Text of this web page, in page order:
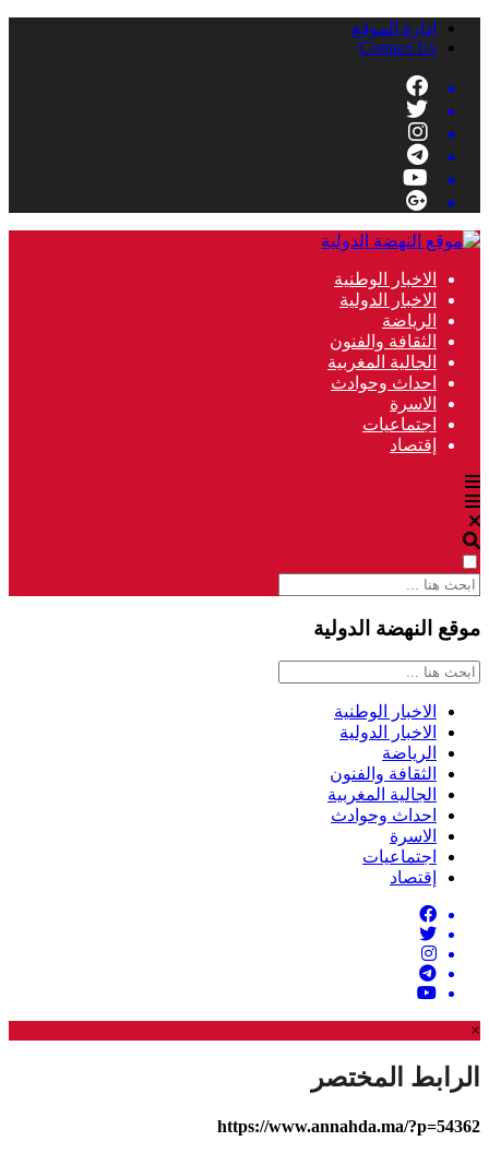
إدارة الموقع
Contact Us
الاخبار الوطنية
الاخبار الدولية
الرياضة
الثقافة والفنون
الجالية المغربية
احداث وحوادث
الاسرة
اجتماعيات
إقتصاد
موقع النهضة الدولية
الاخبار الوطنية
الاخبار الدولية
الرياضة
الثقافة والفنون
الجالية المغربية
احداث وحوادث
الاسرة
اجتماعيات
إقتصاد
×
الرابط المختصر
https://www.annahda.ma/?p=54362